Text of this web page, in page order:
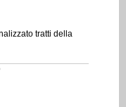
tratti della